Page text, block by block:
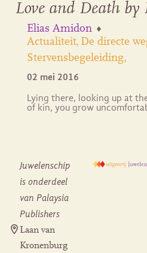
Love and Death
Elias Amidon
Actualiteit De directe
Stervensbegeleiding
02 mei 2016
Lying there, looking up at
of kin, you grow
Juwelenschip
is onderdeel
van Palaysia
Publishers
Laan van
Kronenburg